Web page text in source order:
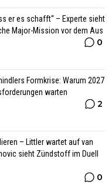
er es schafft“ – Experte sieht
Major-Mission vor dem Aus
0
Formkrise: Warum 2027
warten
2
– Littler wartet auf van
sieht Zündstoff im Duell
0